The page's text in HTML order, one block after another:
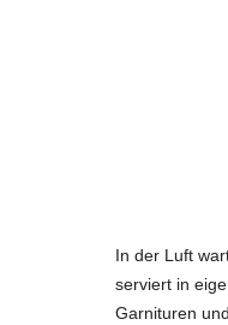
In der Luft
serviert in
Garnituren